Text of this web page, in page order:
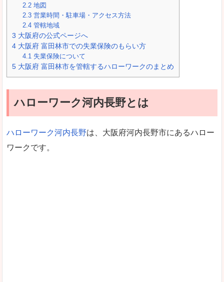
2.2 地図
2.3 営業時間・駐車場・アクセス方法
2.4 管轄地域
3 大阪府の公式ページへ
4 大阪府 富田林市での失業保険のもらい方
4.1 失業保険について
5 大阪府 富田林市を管轄するハローワークのまとめ
ハローワーク河内長野とは
ハローワーク河内長野は、大阪府河内長野市にあるハロー
ワークです。